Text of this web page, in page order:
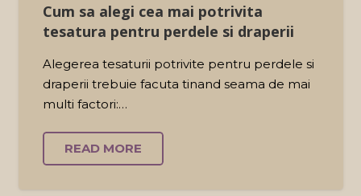
Cum sa alegi cea mai potrivita
tesatura pentru perdele si draperii
Alegerea tesaturii potrivite pentru perdele si
draperii trebuie facuta tinand seama de mai
multi factori:…
READ MORE